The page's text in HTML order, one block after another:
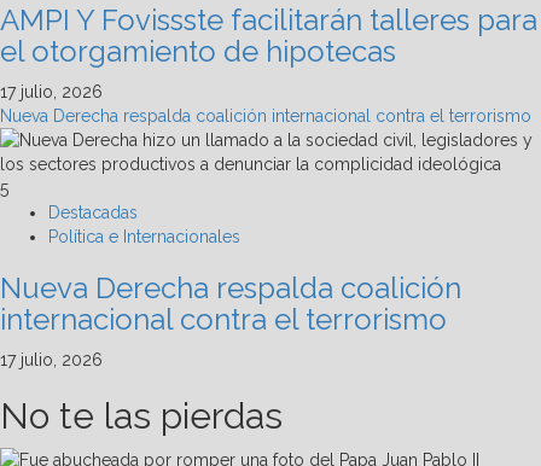
AMPI Y Fovissste facilitarán talleres para
el otorgamiento de hipotecas
17 julio, 2026
Nueva Derecha respalda coalición internacional contra el terrorismo
5
Destacadas
Política e Internacionales
Nueva Derecha respalda coalición
internacional contra el terrorismo
17 julio, 2026
No te las pierdas